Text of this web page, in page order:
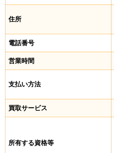
住所
電話番号
営業時間
支払い方法
買取サービス
所有する資格等